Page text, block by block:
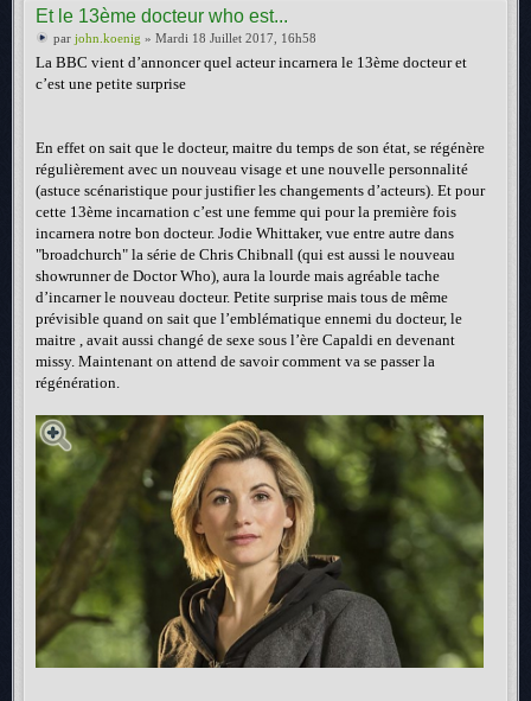
Et le 13ème docteur who est...
par john.koenig » Mardi 18 Juillet 2017, 16h58
La BBC vient d’annoncer quel acteur incarnera le 13ème docteur et
c’est une petite surprise
En effet on sait que le docteur, maitre du temps de son état, se régénère
régulièrement avec un nouveau visage et une nouvelle personnalité
(astuce scénaristique pour justifier les changements d’acteurs). Et pour
cette 13ème incarnation c’est une femme qui pour la première fois
incarnera notre bon docteur. Jodie Whittaker, vue entre autre dans
"broadchurch" la série de Chris Chibnall (qui est aussi le nouveau
showrunner de Doctor Who), aura la lourde mais agréable tache
d’incarner le nouveau docteur. Petite surprise mais tous de même
prévisible quand on sait que l’emblématique ennemi du docteur, le
maitre , avait aussi changé de sexe sous l’ère Capaldi en devenant
missy. Maintenant on attend de savoir comment va se passer la
régénération.